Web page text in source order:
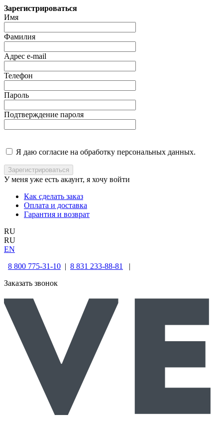
Зарегистрироваться
Имя
Фамилия
Адрес e-mail
Телефон
Пароль
Подтверждение пароля
Я даю согласие на обработку персональных данных.
У меня уже есть акаунт, я хочу войти
Как сделать заказ
Оплата и доставка
Гарантия и возврат
RU
RU
EN
8 800 775-31-10 | 8 831 233-88-81
|
Заказать звонок